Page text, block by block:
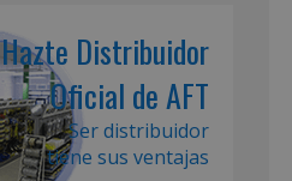
Hazte Distribuidor
Oficial de AFT
Ser distribuidor
tiene sus ventajas